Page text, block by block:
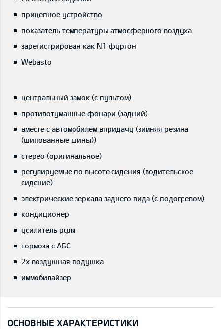
прицепное устройство
показатель температуры атмосферного воздуха
зарегистрирован как N1 фургон
Webasto
центральный замок (с пультом)
противотуманные фонари (задний)
вместе с автомобилем впридачу (зимняя резина
(шипованные шины))
стерео (оригинальное)
регулируемые по высоте сидения (водительское
сидение)
электрические зеркала заднего вида (с подогревом)
кондиционер
усилитель руля
тормоза с АБС
2x воздушная подушка
иммобилайзер
ОСНОВНЫЕ ХАРАКТЕРИСТИКИ